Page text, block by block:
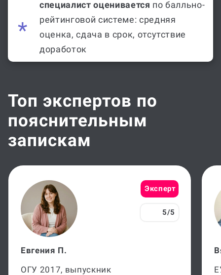
специалист оценивается по балльно-
рейтинговой системе: средняя
оценка, сдача в срок, отсутствие
доработок
Топ экспертов по
пояснительным
запискам
Эксперт
5/5
Евгения П.
ОГУ 2017, выпускник